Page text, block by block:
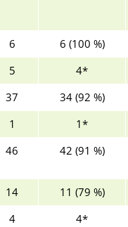
6 6 (100 %)
5 4*
37 34 (92 %)
1 1*
46 42 (91 %)
14 11 (79 %)
4 4*